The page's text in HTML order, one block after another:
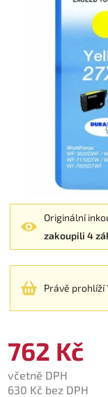
Originální
zakoupili 4
Právě prohlíží
762 Kč
včetně DPH
630 Kč bez DPH